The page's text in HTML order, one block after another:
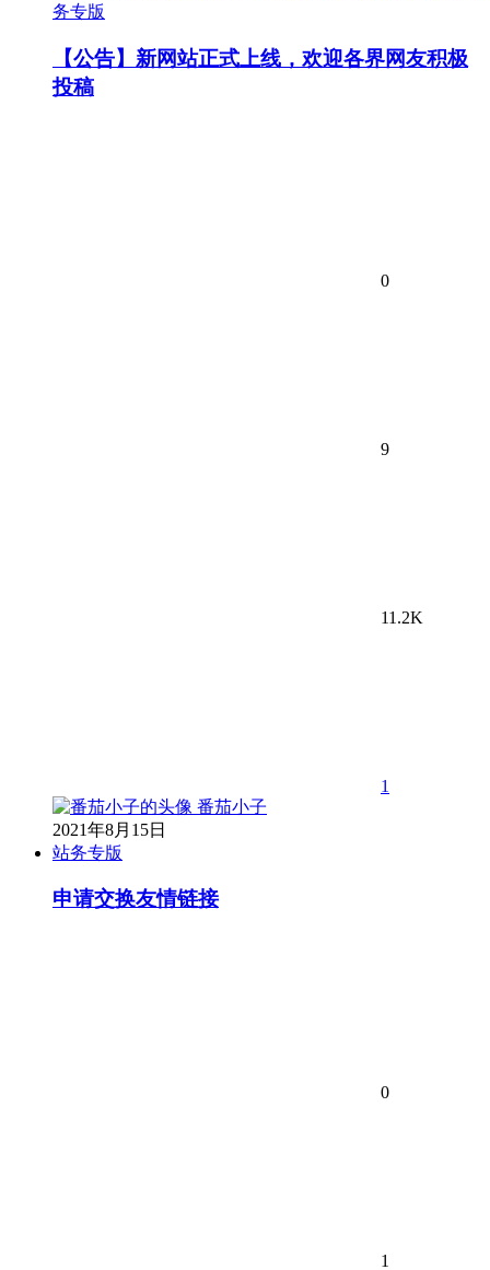
务专版
【公告】新网站正式上线，欢迎各界网友积极
投稿
0
9
11.2K
1
番茄小子
2021年8月15日
站务专版
申请交换友情链接
0
1